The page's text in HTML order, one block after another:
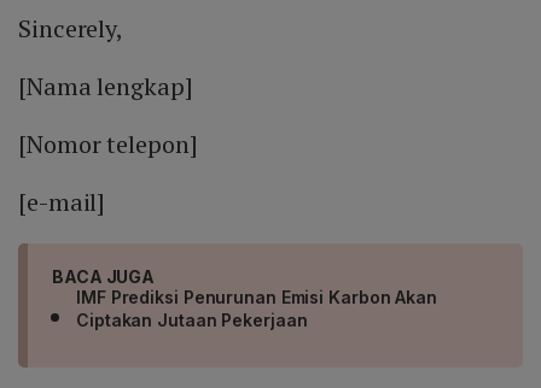
Sincerely,
[Nama lengkap]
[Nomor telepon]
[e-mail]
BACA JUGA
IMF Prediksi Penurunan Emisi Karbon Akan
Ciptakan Jutaan Pekerjaan